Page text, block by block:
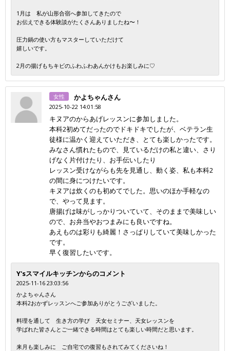
1月は 私が山形合宿へ参加してきたので
お伝えできる体験談がたくさんありましたね〜！
圧力鍋の使い方もマスターしていただけて
嬉しいです。
2月の揚げもちキビのふわふわあんかけもお楽しみに♡
女性 かよちゃんさん
2025-10-22 14:01:58
キヌアのからあげレッスンに参加しました。
本科2初めてだったのでドキドキでしたが、ベテラン生
徒様に温かく迎えていただき、とても楽しかったです。
みなさん慣れたもので、見ているだけの私と違い、さり
げなく片付けたり、お手伝いしたり
レッスン受けながらも先を見通し、動く姿、私も本科2
の間に身につけたいです。
キヌアは炊くのも初めてでした。思いのほか手軽なの
で、やって見ます。
唐揚げは味がしっかりついていて、そのままで美味しい
ので、お弁当やおつまみにも良いですね。
あえものは彩りも綺麗！さっぱりしていて美味しかった
です。
早く復習したいです。
Y'sスマイルキッチンからのコメント
2025-11-16 23:03:56
かよちゃんさん
本科2おかずレッスンへご参加ありがとうございました。
料理を通して 生き方の学び 天女セミナー、天女レッスンを
学ばれた皆さんとご一緒できる時間はとても楽しい時間だと思います。
来月も楽しみに ご自宅での復習もされてみてくださいね！